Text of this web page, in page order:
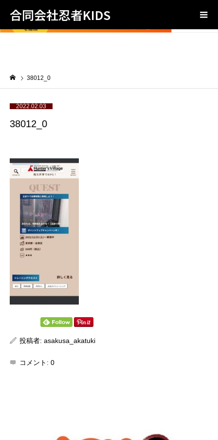
合同会社忍者KIDS
38012_0
2022.02.03
38012_0
投稿者: asakusa_akatuki
コメント: 0